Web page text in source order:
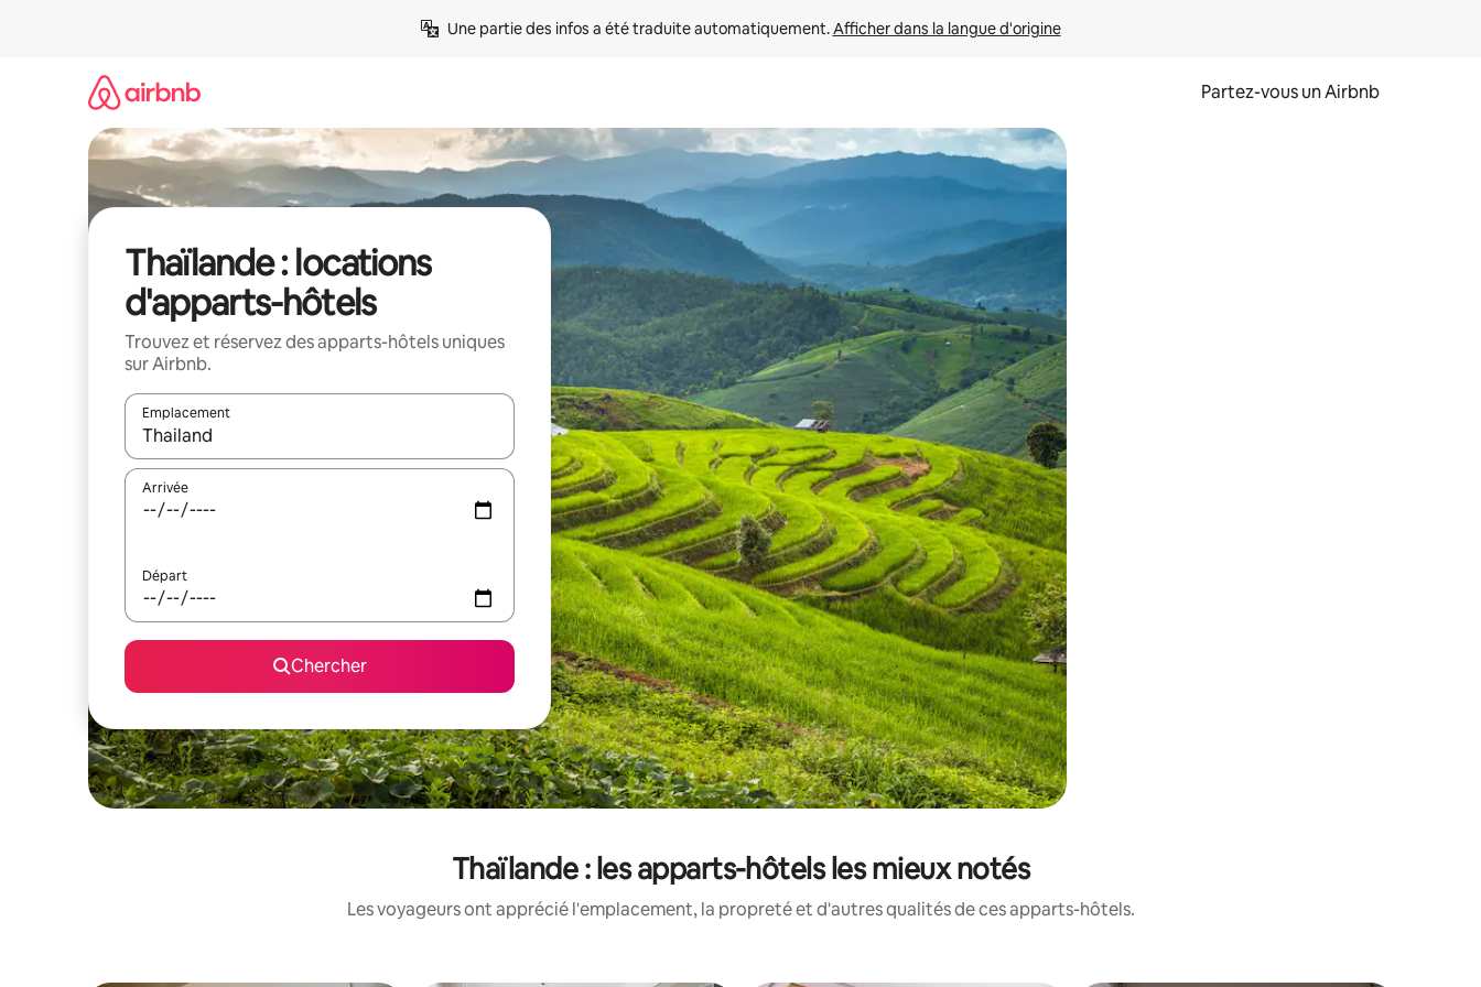
Une partie des infos a été traduite automatiquement. Afficher dans la langue d'origine
Partez-vous un Airbnb
Thaïlande : locations
d'apparts-hôtels
Trouvez et réservez des apparts-hôtels uniques
sur Airbnb.
Emplacement
Quand les résultats sont affichés, parcourez-les en utilisant les flèches vers le haut et vers le bas, ou en appuyant dessus et en les faisant glisser.
Arrivée
Départ
Chercher
Thaïlande : les apparts-hôtels les mieux notés
Les voyageurs ont apprécié l'emplacement, la propreté et d'autres qualités de ces apparts-hôtels.